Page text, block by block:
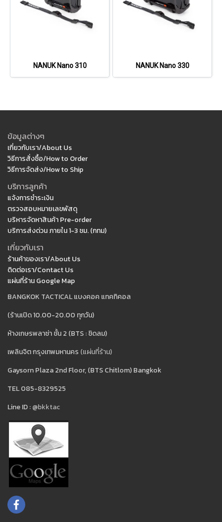
NANUK Nano 310 NANUK Nano 330
ข้อมูลต่างๆ
เกี่ยวกับเรา/About Us
วิธีการสั่งซื้อ/How to Order
วิธีการจัดส่ง/How to Ship
บริการลูกค้า
แจ้งการชำระเงิน
ตรวจสอบหมายเลขพัสดุ
บริหารจัดหาสินค้า Pre-order
บริการส่งด่วน ภายใน 1-3 ชม. (กทม)
เกี่ยวกับเรา
ร้านค้าของเรา/About Us
ติดต่อเรา/Contact Us
แผ่นที่ร้าน Google Map
BANGKOK TACTICAL แบงคอค แทคทิคอล
(ร้านเปิด 10.00-20.00 ทุกวัน)
ห้างเกษรพลาซ่า ชั้น 2 (BTS : ชิดลม)
เพลินจิต กรุงเทพมหานคร (แผ่นที่ร้าน)
Gaysorn Plaza 2nd Floor, (BTS Chitlom) Bangkok
TEL 085-8329525
Line ID :@bkktac